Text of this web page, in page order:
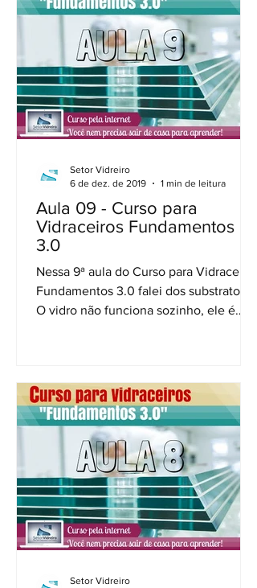
Aula 09 - Curso para
Vidraceiros Fundamentos
3.0
Nessa 9ª aula do Curso para Vidraceiros
Fundamentos 3.0 falei dos substratos.
O vidro não funciona sozinho, ele é
Setor Vidreiro
6 de dez. de 2019
1 min de leitura
Setor Vidreiro